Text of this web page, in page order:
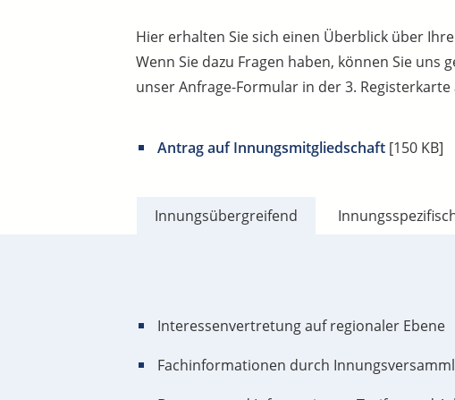
Hier erhalten Sie sich einen Überblick über
Wenn Sie dazu Fragen haben, können Sie
unser Anfrage-Formular in der 3.
Antrag auf Innungsmitgliedschaft [150 KB]
Innungsübergreifend
Interessenvertretung auf regionaler Ebene
Fachinformationen durch